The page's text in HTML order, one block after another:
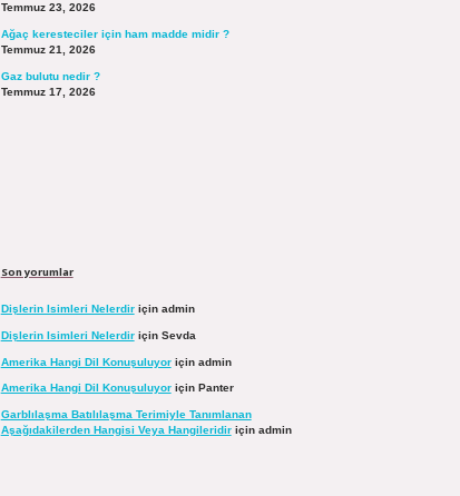
Temmuz 23, 2026
Ağaç keresteciler için ham madde midir ?
Temmuz 21, 2026
Gaz bulutu nedir ?
Temmuz 17, 2026
Son yorumlar
Dişlerin Isimleri Nelerdiriçin admin
Dişlerin Isimleri Nelerdiriçin Sevda
Amerika Hangi Dil Konuşuluyoriçin admin
Amerika Hangi Dil Konuşuluyoriçin Panter
Garblılaşma Batılılaşma Terimiyle Tanımlanan
Aşağıdakilerden Hangisi Veya Hangileridiriçin admin